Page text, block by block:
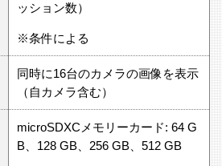
ッション数）
※条件による
同時に16台のカメラの画像を表示
（自カメラ含む）
microSDXCメモリーカード: 64 G
B、128 GB、256 GB、512 GB